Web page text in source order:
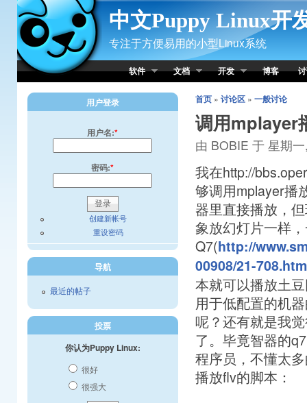
Skip to Content
中文Puppy Linux开
专注于方便易用的小型Linux系统
软件 文档 开发 博客
首页» 讨论区» 一般讨论
调用mplayer
由 BOBIE 于 星期
我在http://
够调用mplayer播
器里直接播放，
象放幻灯片一样
Q7(http://
00908/21-
本就可以播放土
用于低配置的机
呢？还有就是我
了。毕竟智器的
程序员，不懂太
播放flv的脚本：
用户登录
用户名:*
密码:*
创建新帐号
重设密码
导航
最近的帖子
投票
你认为Puppy Linux:
很好
很强大